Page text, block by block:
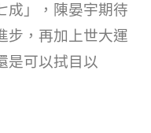
成」，陳晏宇期待
步，再加上世大運
是可以拭目以